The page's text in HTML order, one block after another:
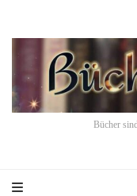
Bücher